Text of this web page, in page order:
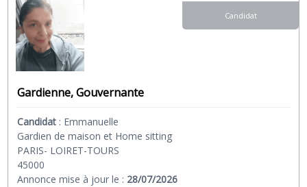
Gardienne, Gouvernante
Candidat : Emmanuelle
Gardien de maison et Home sitting
PARIS- LOIRET-TOURS
45000
Annonce mise à jour le : 28/07/2026
Candidat